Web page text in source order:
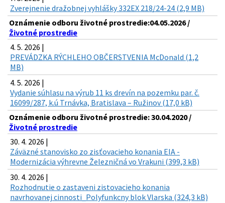
Zverejnenie dražobnej vyhlášky 332EX 218/24-24 (2,9 MB)
Oznámenie odboru životné prostredie:04.05.2026 /
Životné prostredie
4. 5. 2026 |
PREVÁDZKA RÝCHLEHO OBČERSTVENIA McDonald (1,2
MB)
4. 5. 2026 |
Vydanie súhlasu na výrub 11 ks drevín na pozemku par. č.
16099/287, k.ú Trnávka, Bratislava – Ružinov (17,0 kB)
Oznámenie odboru životné prostredie: 30.04.2020 /
Životné prostredie
30. 4. 2026 |
Záväzné stanovisko zo zisťovacieho konania EIA -
Modernizácia výhrevne Železničná vo Vrakuni (399,3 kB)
30. 4. 2026 |
Rozhodnutie o zastaveni zistovacieho konania
navrhovanej cinnosti_Polyfunkcny blok Vlarska (324,3 kB)